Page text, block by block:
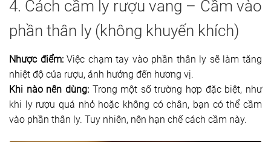
4. Cách cầm ly rượu vang – Cầm vào
phần thân ly (không khuyến khích)
Nhược điểm:Việc chạm tay vào phần thân ly sẽ làm tăng
nhiệt độ của rượu, ảnh hưởng đến hương vị.
Khi nào nên dùng:Trong một số trường hợp đặc biệt, như
khi ly rượu quá nhỏ hoặc không có chân, bạn có thể cầm
vào phần thân ly. Tuy nhiên, nên hạn chế cách cầm này.